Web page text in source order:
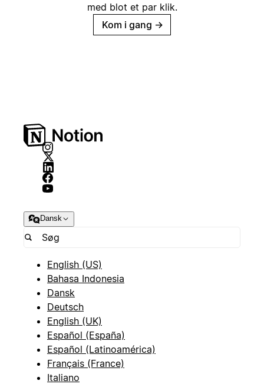
med blot et par klik.
Kom i gang →
Dansk
English (US)
Bahasa Indonesia
Dansk
Deutsch
English (UK)
Español (España)
Español (Latinoamérica)
Français (France)
Italiano